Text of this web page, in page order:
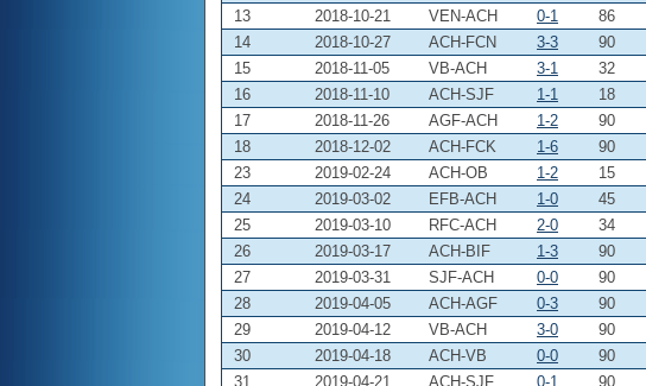
13
2018-10-21 VEN-ACH 0-1 86
14
2018-10-27 ACH-FCN 3-3
90
15
2018-11-05 VB-ACH 3-1
32
16
2018-11-10 ACH-SJF 1-1
18
17
2018-11-26 AGF-ACH 1-2
90
18
2018-12-02 ACH-FCK 1-6
90
23
2019-02-24 ACH-OB 1-2
15
24
2019-03-02 EFB-ACH 1-0
45
25
2019-03-10 RFC-ACH 2-0 34
26
2019-03-17 ACH-BIF 1-3
90
27
2019-03-31 SJF-ACH 0-0
90
28
2019-04-05 ACH-AGF 0-3
90
29
2019-04-12 VB-ACH 3-0 90
30
2019-04-18 ACH-VB 0-0
90
31
2019-04-21 ACH-SJF 0-1 90